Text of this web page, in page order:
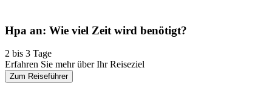
Hpa an: Wie viel Zeit wird benötigt?
2 bis 3 Tage
Erfahren Sie mehr über Ihr Reiseziel
Zum Reiseführer